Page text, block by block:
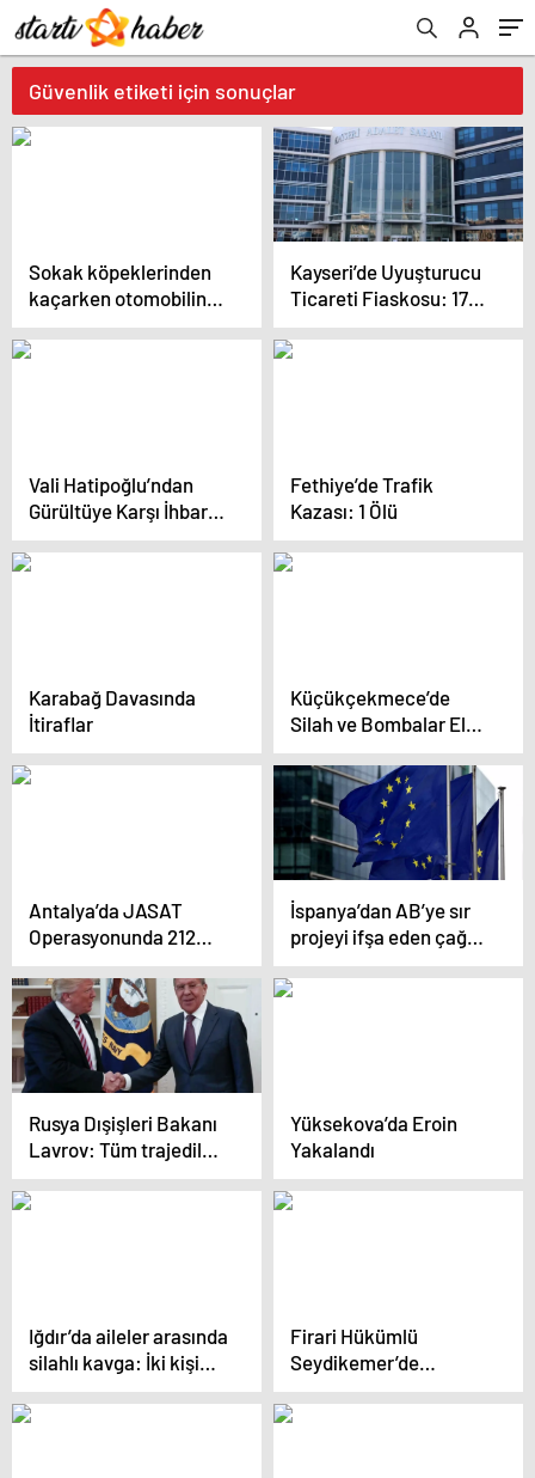
Güvenlik etiketi için sonuçlar
Sokak köpeklerinden
kaçarken otomobilin
çarptığı genç hayatını
kaybetti
Kayseri’de Uyuşturucu
Ticareti Fiaskosu: 17
Yıl Hapis
Vali Hatipoğlu’ndan
Gürültüye Karşı İhbar
Çağrısı
Fethiye’de Trafik
Kazası: 1 Ölü
Karabağ Davasında
İtiraflar
Küçükçekmece’de
Silah ve Bombalar Ele
Geçirildi
Antalya’da JASAT
Operasyonunda 212
Kişi Yakalandı
İspanya’dan AB’ye sır
projeyi ifşa eden çağrı:
Zamanı geldi
Rusya Dışişleri Bakanı
Lavrov: Tüm trajediler
Avrupa’da doğdu, ABD
kışkırtıcı bir rol
Yüksekova’da Eroin
Yakalandı
Iğdır’da aileler arasında
silahlı kavga: İki kişi
hayatını kaybetti
Firari Hükümlü
Seydikemer’de
Yakalandı